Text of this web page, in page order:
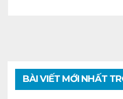
BÀI VIẾT MỚI NHẤT